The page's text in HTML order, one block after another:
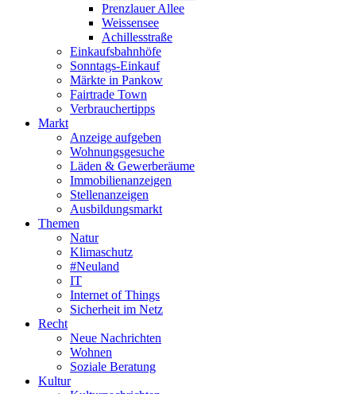
Prenzlauer Allee
Weissensee
Achillesstraße
Einkaufsbahnhöfe
Sonntags-Einkauf
Märkte in Pankow
Fairtrade Town
Verbrauchertipps
Markt
Anzeige aufgeben
Wohnungsgesuche
Läden & Gewerberäume
Immobilienanzeigen
Stellenanzeigen
Ausbildungsmarkt
Themen
Natur
Klimaschutz
#Neuland
IT
Internet of Things
Sicherheit im Netz
Recht
Neue Nachrichten
Wohnen
Soziale Beratung
Kultur